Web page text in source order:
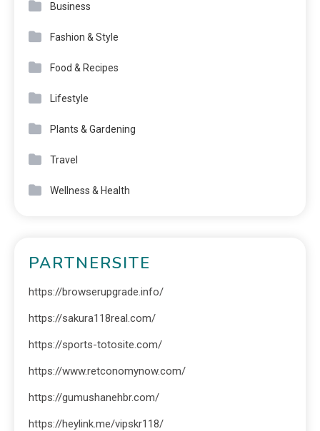
Business
Fashion & Style
Food & Recipes
Lifestyle
Plants & Gardening
Travel
Wellness & Health
PARTNERSITE
https://browserupgrade.info/
https://sakura118real.com/
https://sports-totosite.com/
https://www.retconomynow.com/
https://gumushanehbr.com/
https://heylink.me/vipskr118/